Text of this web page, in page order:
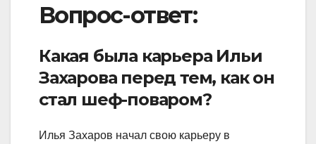
Вопрос-ответ:
Какая была карьера Ильи
Захарова перед тем, как он
стал шеф-поваром?
Илья Захаров начал свою карьеру в